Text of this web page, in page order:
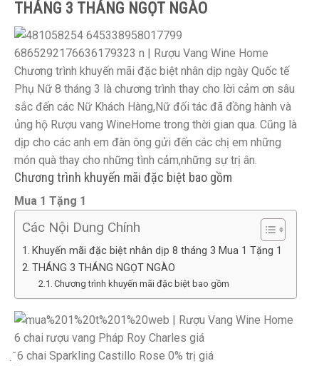
THÁNG 3 THÁNG NGỌT NGÀO
Chương trình khuyến mãi đặc biệt nhân dịp ngày Quốc tế
Phụ Nữ 8 tháng 3 là chương trình thay cho lời cảm ơn sâu
sắc đến các Nữ Khách Hàng,Nữ đối tác đã đồng hành và
ủng hộ Rượu vang WineHome trong thời gian qua. Cũng là
dịp cho các anh em đàn ông gửi đến các chị em những
món quà thay cho những tình cảm,những sự trị ân.
Chương trình khuyến mãi đặc biệt bao gồm
Mua 1 Tặng 1
Các Nội Dung Chính
Khuyến mãi đặc biệt nhân dịp 8 tháng 3 Mua 1 Tặng 1
THÁNG 3 THÁNG NGỌT NGÀO
Chương trình khuyến mãi đặc biệt bao gồm
6 chai rượu vang Pháp Roy Charles giá
̣̆ 6 chai Sparkling Castillo Rose 0% trị giá